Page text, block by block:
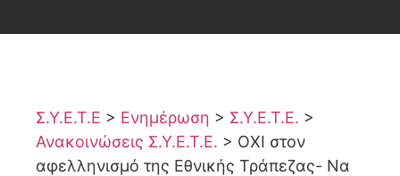
Σ.Υ.Ε.Τ.Ε > Ενημέρωση > Σ.Υ.Ε.Τ.Ε. >
Ανακοινώσεις Σ.Υ.Ε.Τ.Ε. > ΟΧΙ στον
αφελληνισμό της Εθνικής Τράπεζας- Να